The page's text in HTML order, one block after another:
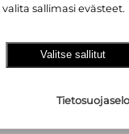
Jouluiloa
Maarit Varpu
21,50 €
sallimasi evästeet.
Valitse sallitut